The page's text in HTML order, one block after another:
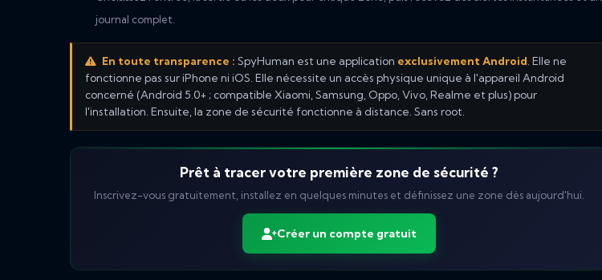
journal complet.
En toute transparence : SpyHuman est une application exclusivement Android. Elle ne
fonctionne pas sur iPhone ni iOS. Elle nécessite un accès physique unique à l'appareil Android
concerné (Android 5.0+ ; compatible Xiaomi, Samsung, Oppo, Vivo, Realme et plus) pour
l'installation. Ensuite, la zone de sécurité fonctionne à distance. Sans root.
Prêt à tracer votre première zone de sécurité ?
Inscrivez-vous gratuitement, installez en quelques minutes et définissez une zone dès aujourd'hui.
Créer un compte gratuit